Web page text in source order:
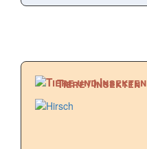
Tiere / Insekten